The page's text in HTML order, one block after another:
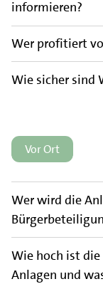
informieren?
Wer profitiert
Wie sicher sind
Vor Ort
Wer wird die
Wie hoch ist
Anlagen und